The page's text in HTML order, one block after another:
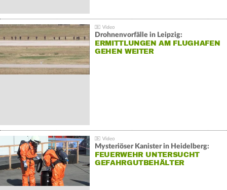
Drohnenvorfälle in Leipzig:
ERMITTLUNGEN AM FLUGHAFEN
GEHEN WEITER
Mysteriöser Kanister in Heidelberg:
FEUERWEHR UNTERSUCHT
GEFAHRGUTBEHÄLTER